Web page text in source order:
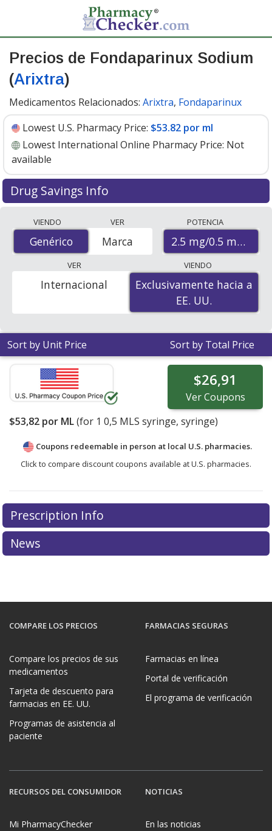
Precios de Fondaparinux Sodium
(Arixtra)
Medicamentos Relacionados: Arixtra, Fondaparinux
Lowest U.S. Pharmacy Price: $53.82 por ml
Lowest International Online Pharmacy Price: Not
available
Drug Savings Info
discount prices at U.S. pharmacies start at$53.82 por
for 1 x 0.5 mls. You save 18% off the average U.S.
pharmacy retail price of $66.44 for 1 syringe. Enter your
ZIP Code to compare discount generic Arixtra
(fondaparinux sodium) coupon prices in your area.
VIENDO
Genérico
Genérico
VER
Marca
POTENCIA
2.5 mg/0.5 mg
VER
Exclusivamente hacia a
EE. UU.
Internacional
VIENDO
Exclusivamente hacia a
EE. UU.
Sort by Unit Price Sort by Total Price
$26,91
VerCoupons
$53,82 por ML(for 1 0,5 MLS syringe, syringe)
Coupons redeemable in person at local U.S. pharmacies.
Click to compare discount coupons available at U.S. pharmacies.
Prescription Info
News
COMPARE LOS PRECIOS
Compare los precios de sus
medicamentos
Tarjeta de descuento para
farmacias en EE. UU.
Programas de asistencia al
paciente
FARMACIAS SEGURAS
Farmacias en línea
Portal de verificación
El programa de verificación
RECURSOS DEL CONSUMIDOR
Mi PharmacyChecker
NOTICIAS
En las noticias